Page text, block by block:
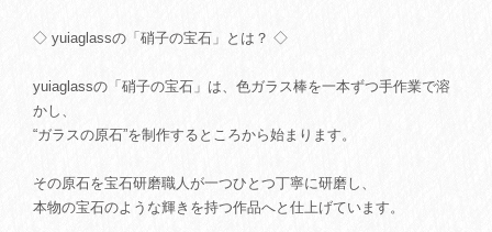
◇ yuiaglassの「硝子の宝石」とは？ ◇
yuiaglassの「硝子の宝石」は、色ガラス棒を一本ずつ手作業で溶
かし、
“ガラスの原石”を制作するところから始まります。
その原石を宝石研磨職人が一つひとつ丁寧に研磨し、
本物の宝石のような輝きを持つ作品へと仕上げています。